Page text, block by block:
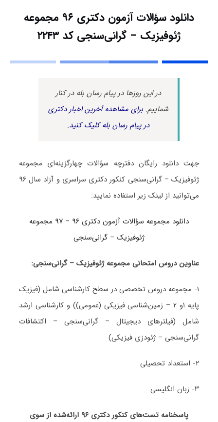
دانلود سؤالات آزمون دکتری ۹۶ مجموعه
ژئوفیزیک – گرانی‌سنجی کد ۲۲۴۳
در این روزها در پیام رسان بله در کنار
شماییم.برای مشاهده آخرین اخبار دکتری
در پیام رسان بله کلیک کنید.
جهت دانلود رایگان دفترچه سؤالات چهارگزینه‌ای مجموعه
ژئوفیزیک – گرانی‌سنجی کنکور دکتری سراسری و آزاد سال ۹۶
می‌توانید از لینک زیر استفاده نمایید:
دانلود مجموعه سؤالات آزمون دکتری ۹۶ – ۹۷ مجموعه
ژئوفیزیک – گرانی‌سنجی
عناوین دروس امتحانی مجموعه ژئوفیزیک – گرانی‌سنجی:
۱- مجموعه دروس تخصصی در سطح کارشناسی شامل (فیزیک
پایه ۱و ۲ – زمین‌شناسی فیزیکی (عمومی)) و کارشناسی ارشد
شامل (فیلترهای دیجیتال – گرانی‌سنجی – اکتشافات
گرانی‌سنجی – ژئودزی فیزیکی)
۲- استعداد تحصیلی
۳- زبان انگلیسی
پاسخنامه تست‌های کنکور دکتری ۹۶ ارائه‌شده از سوی